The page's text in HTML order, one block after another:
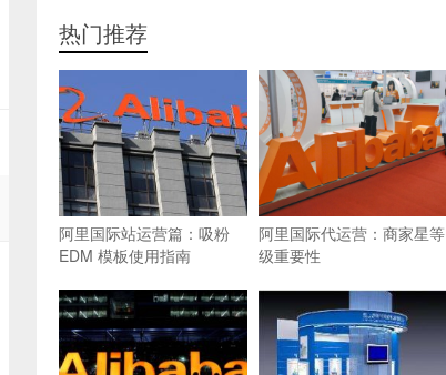
热门推荐
阿里国际站运营篇：吸粉
EDM 模板使用指南
阿里国际代运营：商家星等
级重要性